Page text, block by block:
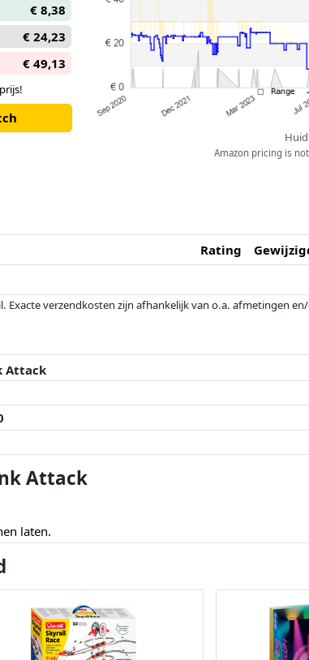
€ 8,38
€ 24,23
€ 49,13
Amazon pricing is
Rating
Exacte verzendkosten zijn afhankelijk van o.a. afmetingen
prestaties de volgorde beïnvloeden.
Attack
Attack
laten.